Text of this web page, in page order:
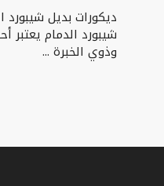
ديكورات بديل شيبورد
شيبورد الدمام يعتبر
وذوي الخبرة ...